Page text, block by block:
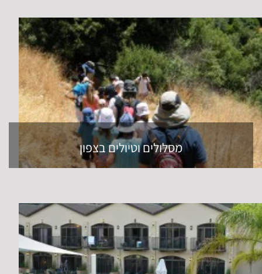
מסלולים וטיולים בצפון